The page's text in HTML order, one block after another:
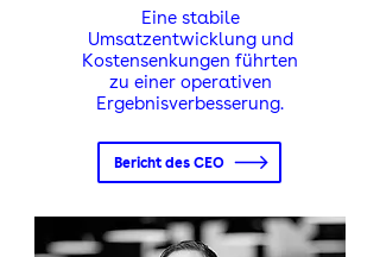
Eine stabile
Umsatzentwicklung und
Kostensenkungen führten
zu einer operativen
Ergebnisverbesserung.
Bericht des CEO